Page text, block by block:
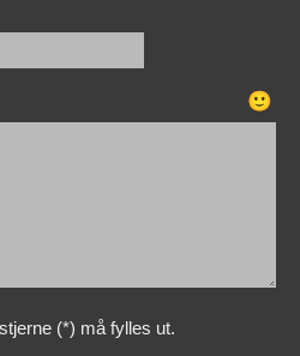
🙂
(*) må fylles ut.